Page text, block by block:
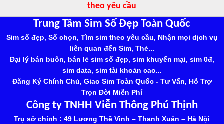
theo yêu cầu
Trung Tâm Sim Số Đẹp Toàn Quốc
Sim số đẹp, Số chọn, Tìm sim theo yêu cầu, Nhận mọi dịch vụ
liên quan đến Sim, Thẻ...
Đại lý bán buôn, bán lẻ sim số đẹp, sim khuyến mại, sim 0đ,
sim data, sim tài khoản cao...
Đăng Ký Chính Chủ, Giao Sim Toàn Quốc - Tư Vấn, Hỗ Trợ
Trọn Đời Miễn Phí
Công ty TNHH Viễn Thông Phú Thịnh
Trụ sở chính : 49 Lương Thế Vinh – Thanh Xuân – Hà Nội